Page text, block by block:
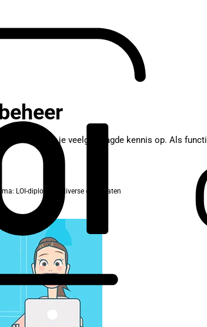
beheer doe je veelgevraagde kennis op. Als
LOI-diploma + diverse certificaten